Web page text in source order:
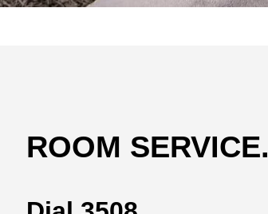
ROOM SERVICE.